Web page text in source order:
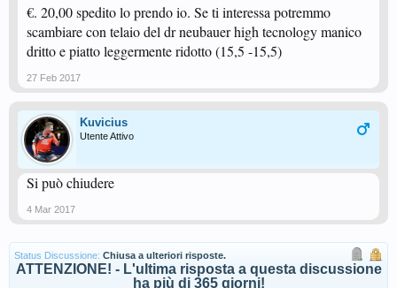
up!
€. 20,00 spedito lo prendo io. Se ti interessa potremmo
scambiare con telaio del dr neubauer high tecnology manico
dritto e piatto leggermente ridotto (15,5 -15,5)
27 Feb 2017
Kuvicius
Utente Attivo
Si può chiudere
4 Mar 2017
Status Discussione: Chiusa a ulteriori risposte.
ATTENZIONE! - L'ultima risposta a questa discussione
ha più di 365 giorni!